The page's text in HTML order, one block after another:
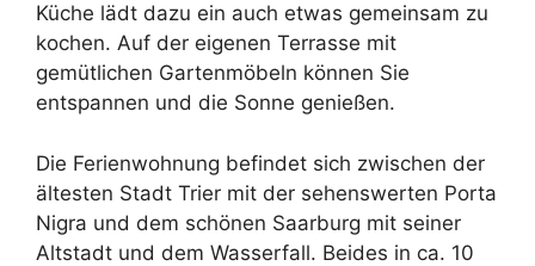
Küche lädt dazu ein auch etwas gemeinsam zu
kochen. Auf der eigenen Terrasse mit
gemütlichen Gartenmöbeln können Sie
entspannen und die Sonne genießen.
Die Ferienwohnung befindet sich zwischen der
ältesten Stadt Trier mit der sehenswerten Porta
Nigra und dem schönen Saarburg mit seiner
Altstadt und dem Wasserfall. Beides in ca. 10